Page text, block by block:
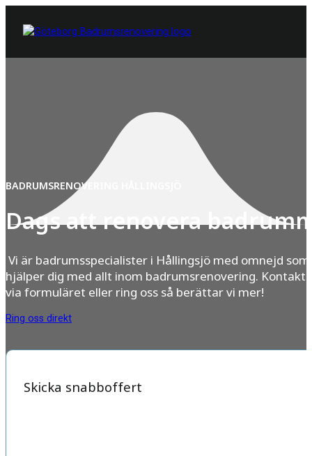
BADRUMSRENOVERING HÅLLINGSJÖ
Dags att renovera
Vi är badrumsspecialister i Hållingsjö med omnejd som
hjälper dig med allt inom badrumsrenovering.
via formuläret eller ring oss så berättar vi mer!
Ring oss direkt
Skicka snabboffert